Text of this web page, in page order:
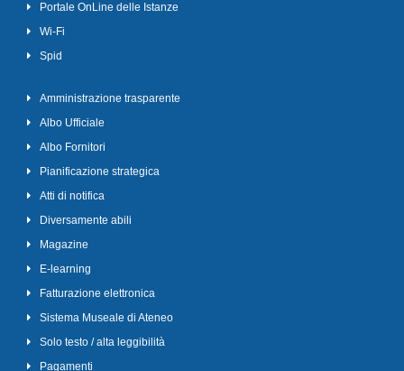
Portale OnLine delle Istanze
Wi-Fi
Spid
Amministrazione trasparente
Albo Ufficiale
Albo Fornitori
Pianificazione strategica
Atti di notifica
Diversamente abili
Magazine
E-learning
Fatturazione elettronica
Sistema Museale di Ateneo
Solo testo / alta leggibilità
Pagamenti